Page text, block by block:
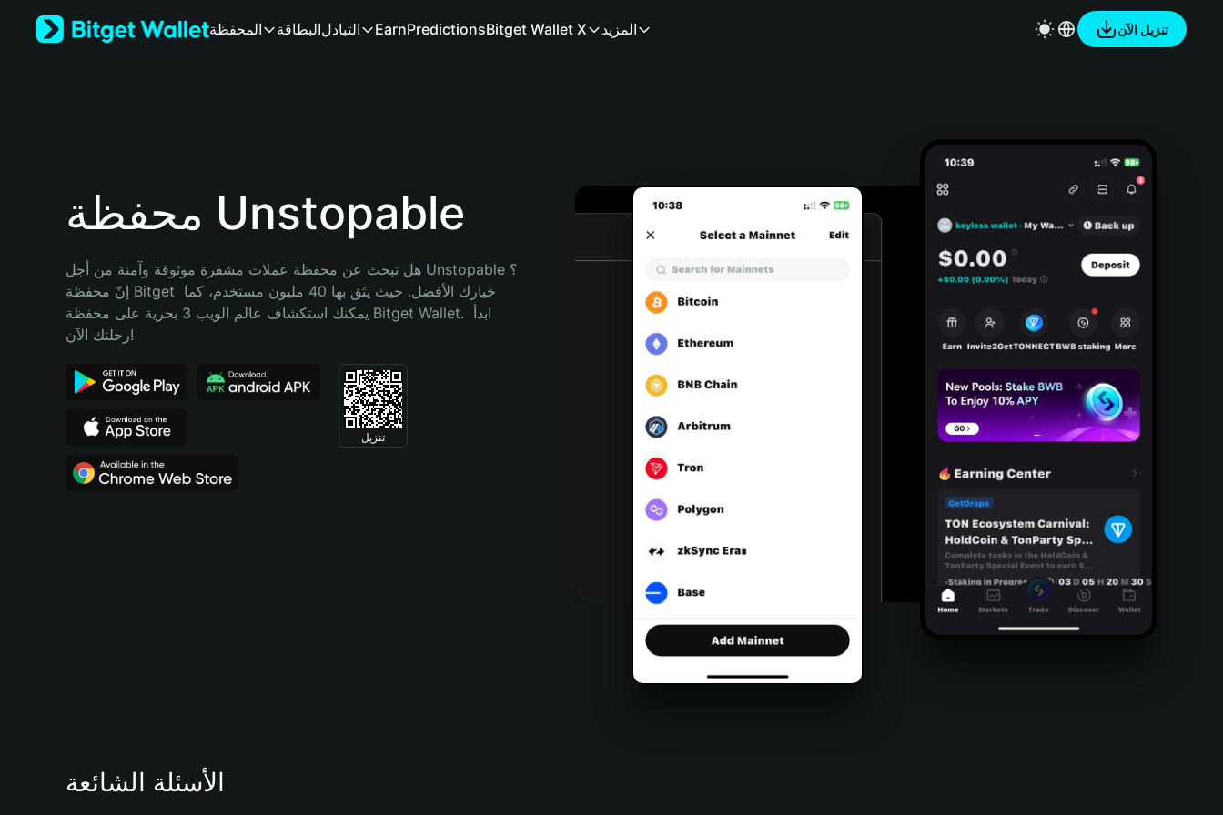
Bahasa Indonesia
Português (Brasil)
المحفظة البطاقةالتبادل EarnPredictionsBitget Wallet X المزيد تنزيل الآن
محفظة Unstopable
هل تبحث عن محفظة عملات مشفرة موثوقة وآمنة من أجل Unstopable؟
إنّ محفظة Bitget خيارك الأفضل. حيث يثق بها 40 مليون مستخدم، كما
يمكنك استكشاف عالم الويب 3 بحرية على محفظة Bitget Wallet. ابدأ
رحلتك الآن!
تنزيل
الأسئلة الشائعة